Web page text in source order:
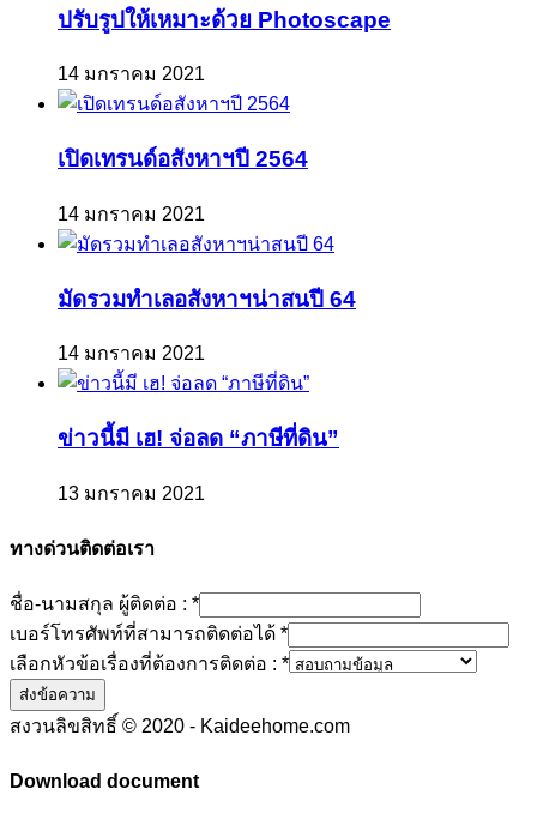
ปรับรูปให้เหมาะด้วย Photoscape
14 มกราคม 2021
เปิดเทรนด์อสังหาฯปี 2564
14 มกราคม 2021
มัดรวมทำเลอสังหาฯน่าสนปี 64
14 มกราคม 2021
ข่าวนี้มี เฮ! จ่อลด “ภาษีที่ดิน”
13 มกราคม 2021
ทางด่วนติดต่อเรา
ชื่อ-นามสกุล ผู้ติดต่อ : *
เบอร์โทรศัพท์ที่สามารถติดต่อได้ *
เลือกหัวข้อเรื่องที่ต้องการติดต่อ : *
ส่งข้อความ
สงวนลิขสิทธิ์ © 2020 - Kaideehome.com
Download document